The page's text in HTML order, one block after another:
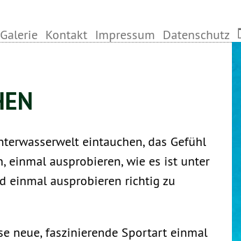
Galerie Kontakt Impressum Datenschutz
eintauchen, das Gefühl
einmal ausprobieren, wie es ist unter
einmal ausprobieren richtig zu
neue, faszinierende Sportart einmal